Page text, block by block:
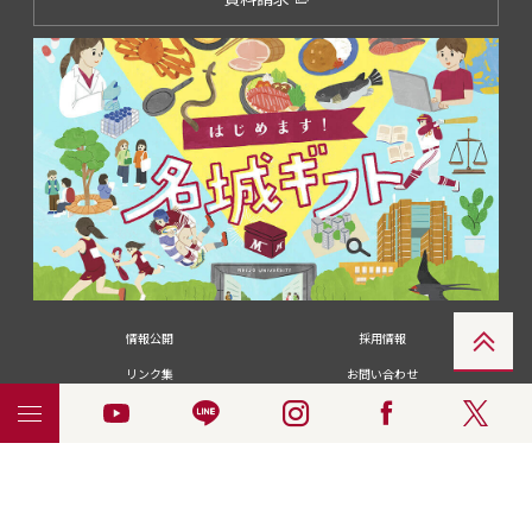
情報公開
採用情報
リンク集
お問い合わせ
メディアの皆さま
卒業生の皆さま